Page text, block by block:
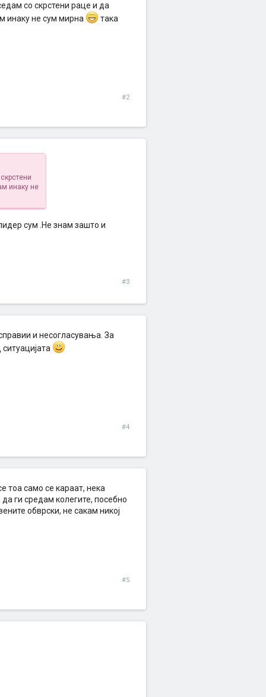
со скрстени раце и да
инаку не сум мирна
така
#2
инаку не
сум .Не знам зашто и
#3
и несогласувања. За
#4
тоа само се караат, нека
ги средам колегите, посебно
обврски, не сакам никој
#5